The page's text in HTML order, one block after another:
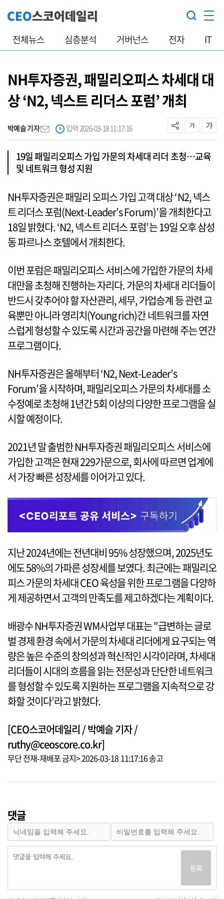
전체뉴스 심층분석 거버넌스 전자 IT
NH투자증권, 패밀리오피스 차세대 대
상 ‘N2, 넥스트 리더스 포럼’ 개최
박예슬 기자 입력 2026-03-18 11:17:16
19일 패밀리오피스 가입 가문의 차세대 리더 초청…교육
및 네트워크 형성 지원
NH투자증권은 패밀리 오피스 가입 고객 대상 ‘N2, 넥스
트 리더스 포럼(Next-Leader’s Forum)’을 개최한다고
18일 밝혔다. ‘N2, 넥스트 리더스 포럼’는 19일 오후 삼성
동 파르나스 호텔에서 개최한다.
이번 포럼은 패밀리오피스 서비스에 가입한 가문의 차세
대만을 초청해 진행하는 자리다. 가문의 차세대 리더들이
반드시 갖추어야 할 자산관리, 세무, 가업승계 등 관련 교
육뿐만 아니라 영리치(Young rich)간 네트워크를 자연
스럽게 형성할 수 있도록 시간과 공간을 마련해 주는 연간
프로그램이다.
NH투자증권은 올해부터 ‘N2, Next-Leader’s
Forum’을 시작하며, 패밀리오피스 가문의 차세대를 소
수정예로 초청해 1년간 5회 이상의 다양한 프로그램을 실
시할 예정이다.
2021년 말 출범한 NH투자증권 패밀리오피스 서비스에
가입한 고객은 현재 229가문으로, 회사에 따르면 업계에
서 가장 빠른 성장세를 이어가고 있다.
지난 2024년에는 전년대비 95% 성장했으며, 2025년도
에도 58%의 가파른 성장세를 보였다. 최근에는 패밀리오
피스 가문의 차세대 CEO 육성을 위한 프로그램을 다양하
게 제공하면서 고객의 만족도를 제고하겠다는 계획이다.
배광수 NH투자증권 WM사업부 대표는 "급변하는 글로
벌 경제 환경 속에서 가문의 차세대 리더에게 요구되는 역
량은 높은 수준의 창의성과 혁신적인 시각이라며, 차세대
리더들이 시대의 흐름을 읽는 전문성과 단단한 네트워크
를 형성할 수 있도록 지원하는 프로그램을 지속적으로 강
화할 것이다’라고 밝혔다.
[CEO스코어데일리 / 박예슬 기자 /
ruthy@ceoscore.co.kr]
무단 전재-재배포 금지> 2026-03-18 11:17:16 송고
댓글
등록